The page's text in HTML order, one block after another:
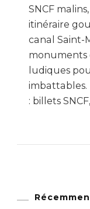
SNCF
itinéraire
canal Saint-
monuments
ludiques
imbattables.
: billets